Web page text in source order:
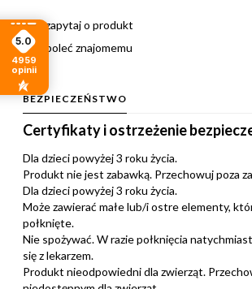
zapytaj o produkt
poleć znajomemu
BEZPIECZEŃSTWO
Certyfikaty i ostrzeżenie
Dla dzieci powyżej 3 roku życia.
Produkt nie jest zabawką. Przechowuj poza
Dla dzieci powyżej 3 roku życia.
Może zawierać małe lub/i ostre elementy,
połknięte.
Nie spożywać. W razie połknięcia
się z lekarzem.
Produkt nieodpowiedni dla zwierząt.
5.0
4959
opinii